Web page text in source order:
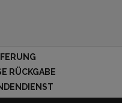
RÜCKGABE